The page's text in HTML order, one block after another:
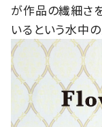
が作品の繊細さ
いるという水中